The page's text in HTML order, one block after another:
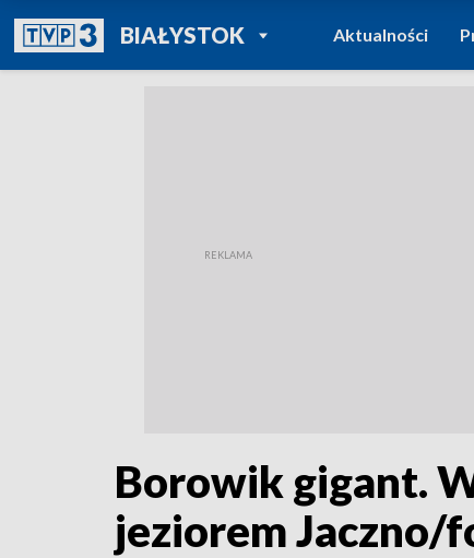
BIAŁYSTOKPOWRÓT DO
TVP REGIONY
Aktualności
Borowik gigant.
jeziorem Jaczno/